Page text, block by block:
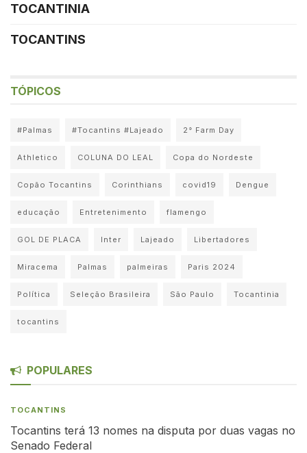
TOCANTINIA
TOCANTINS
TÓPICOS
#Palmas #Tocantins #Lajeado 2° Farm Day
Athletico COLUNA DO LEAL Copa do Nordeste
Copão Tocantins Corinthians covid19 Dengue
educação Entretenimento flamengo
GOL DE PLACA Inter Lajeado Libertadores
Miracema Palmas palmeiras Paris 2024
Política Seleção Brasileira São Paulo Tocantinia
tocantins
POPULARES
TOCANTINS
Tocantins terá 13 nomes na disputa por duas vagas no
Senado Federal